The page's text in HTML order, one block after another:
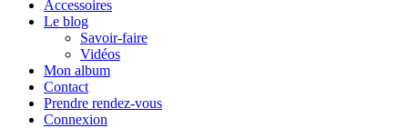
Accessoires
Le blog
Savoir-faire
Vidéos
Mon album
Contact
Prendre rendez-vous
Connexion